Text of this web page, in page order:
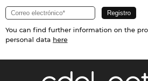
You can find further information on the
personal data here